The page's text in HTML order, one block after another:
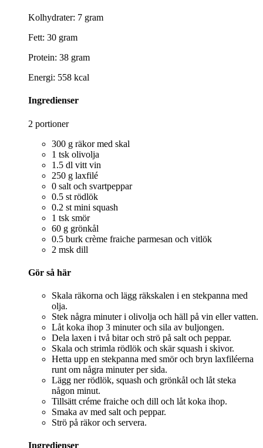
Kolhydrater: 7 gram
Fett: 30 gram
Protein: 38 gram
Energi: 558 kcal
Ingredienser
2 portioner
300 g räkor med skal
1 tsk olivolja
1.5 dl vitt vin
250 g laxfilé
0 salt och svartpeppar
0.5 st rödlök
0.2 st mini squash
1 tsk smör
60 g grönkål
0.5 burk crème fraiche parmesan och vitlök
2 msk dill
Gör så här
Skala räkorna och lägg räkskalen i en stekpanna med
olja.
Stek några minuter i olivolja och häll på vin eller vatten.
Låt koka ihop 3 minuter och sila av buljongen.
Dela laxen i två bitar och strö på salt och peppar.
Skala och strimla rödlök och skär squash i skivor.
Hetta upp en stekpanna med smör och bryn laxfiléerna
runt om några minuter per sida.
Lägg ner rödlök, squash och grönkål och låt steka
någon minut.
Tillsätt créme fraiche och dill och låt koka ihop.
Smaka av med salt och peppar.
Strö på räkor och servera.
Ingredienser